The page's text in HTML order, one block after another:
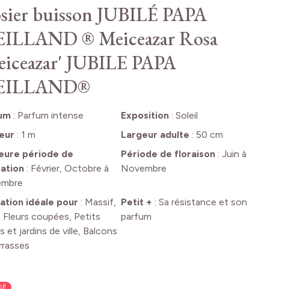
buisson JUBILÉ PAPA
® MeiceazarRosa
JUBILE PAPA
: Parfum intense Exposition: Soleil
: 1 m Largeur adulte : 50 cm
période de
: Février, Octobre à
Période de floraison: Juin à
Novembre
idéale pour : Massif,
Fleurs coupées, Petits
et jardins de ville, Balcons
Petit + : Sa résistance et son
parfum